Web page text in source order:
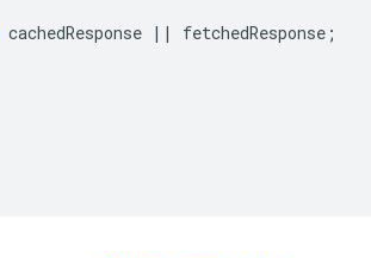
cachedResponse || fetchedResponse ;